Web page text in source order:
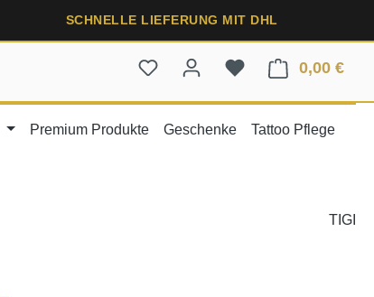
SCHNELLE LIEFERUNG MIT DHL
0,00 €
Premium Produkte Geschenke Tattoo Pflege
TIGI